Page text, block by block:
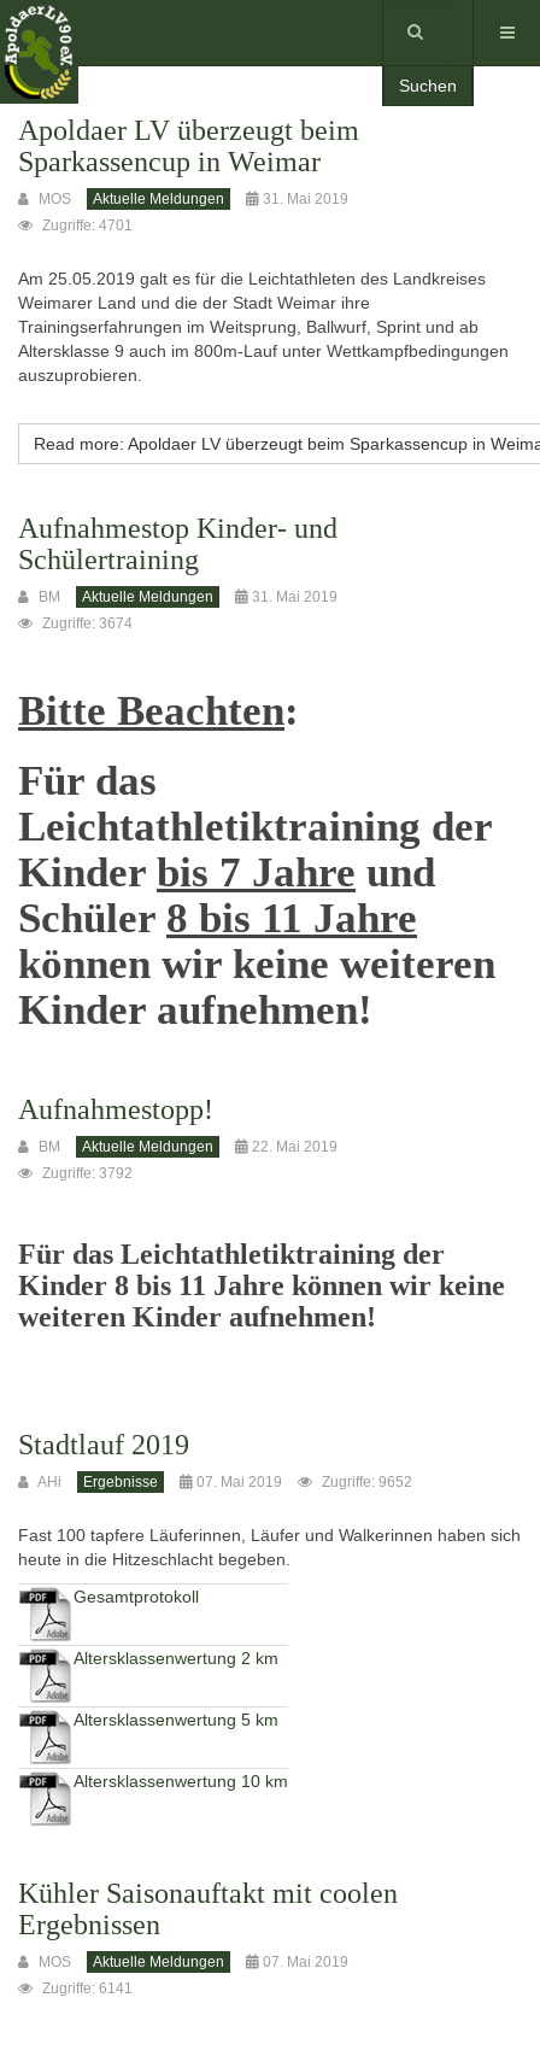
Suchen
Apoldaer LV überzeugt beim
Sparkassencup in Weimar
MOS Aktuelle Meldungen
31. Mai 2019
Zugriffe: 4701
Am 25.05.2019 galt es für die Leichtathleten des Landkreises
Weimarer Land und die der Stadt Weimar ihre
Trainingserfahrungen im Weitsprung, Ballwurf, Sprint und ab
Altersklasse 9 auch im 800m-Lauf unter Wettkampfbedingungen
auszuprobieren.
Read more: Apoldaer LV überzeugt beim Sparkassencup in
Aufnahmestop Kinder- und
Schülertraining
BM Aktuelle Meldungen
31. Mai 2019
Zugriffe: 3674
Bitte Beachten:
Für das
Leichtathletiktraining der
Kinder bis 7 Jahre und
Schüler 8 bis 11 Jahre
können wir keine weiteren
Kinder aufnehmen!
Aufnahmestopp!
BM Aktuelle Meldungen
22. Mai 2019
Zugriffe: 3792
Für das Leichtathletiktraining der
Kinder 8 bis 11 Jahre können wir keine
weiteren Kinder aufnehmen!
Stadtlauf 2019
AHi Ergebnisse 07. Mai 2019 Zugriffe: 9652
Fast 100 tapfere Läuferinnen, Läufer und Walkerinnen haben sich
heute in die Hitzeschlacht begeben.
Gesamtprotokoll
Altersklassenwertung 2 km
Altersklassenwertung 5 km
Altersklassenwertung 10 km
Kühler Saisonauftakt mit coolen
Ergebnissen
MOS Aktuelle Meldungen
07. Mai 2019
Zugriffe: 6141